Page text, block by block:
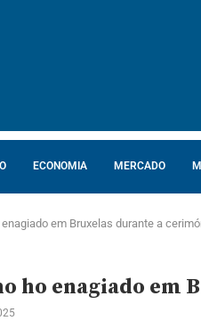
ECONOMIA MERCADO
em Bruxelas durante a
ho enagiado em